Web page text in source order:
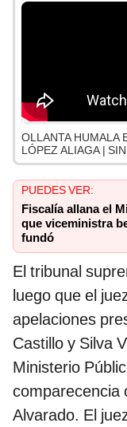
OLLANTA HUMALA
LÓPEZ ALIAGA |
PUEDES VER:
Fiscalía allana el
que viceministra
fundó
El tribunal
luego que el
apelaciones
Castillo y Silva
Ministerio
comparecencia
Alvarado. El